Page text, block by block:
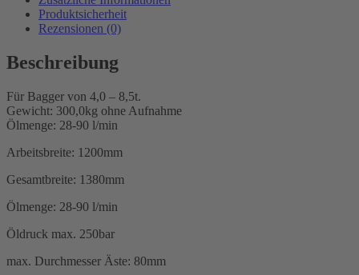
Produktsicherheit
Rezensionen (0)
Beschreibung
Für Bagger von 4,0 – 8,5t.
Gewicht: 300,0kg ohne Aufnahme
Ölmenge: 28-90 l/min
Arbeitsbreite: 1200mm
Gesamtbreite: 1380mm
Ölmenge: 28-90 l/min
Öldruck max. 250bar
max. Durchmesser Äste: 80mm